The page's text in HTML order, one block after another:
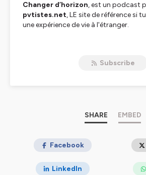
Changer d’horizon, est un podcast
pvtistes.net, LE site de référence si
une expérience de vie à l'étranger.
préparer ton départ à l’étranger ou à
Subscribe
SHARE EMBED
Facebook
LinkedIn